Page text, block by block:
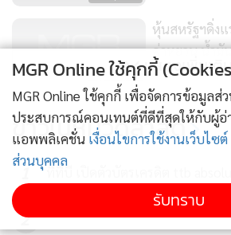
1,202
หุ้นสหรัฐฯดิ่ง
ค่าหยวน น้ำมั
จีนลดค่าเงิน
ไทยจากการสั่
แสดงเพิ่มเติม
ข่าวในหมวดล่าสุด
1
2
MGR Online ใช้คุกกี้
MGR Online ใช้คุกกี้ เพื่อจัดการข้อมูล
ประสบการณ์คอนเทนต์ที่ดีที่สุดให้กับผู้อ่
แอพพลิเคชั่น เงื่อนไขการใช้งานเว็บไซต์
ส่วนบุคคล
รับทราบ